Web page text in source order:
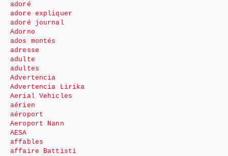
adoré
adore expliquer
adoré journal
Adorno
ados montés
adresse
adulte
adultes
Advertencia
Advertencia Lirika
Aerial Vehicles
aérien
aéroport
Aeroport Nann
AESA
affables
affaire Battisti